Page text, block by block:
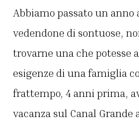
Abbiamo passato un anno
vedendone di sontuose,
trovarne una che potesse
esigenze di una famiglia
frattempo, 4 anni prima,
vacanza sul Canal Grande